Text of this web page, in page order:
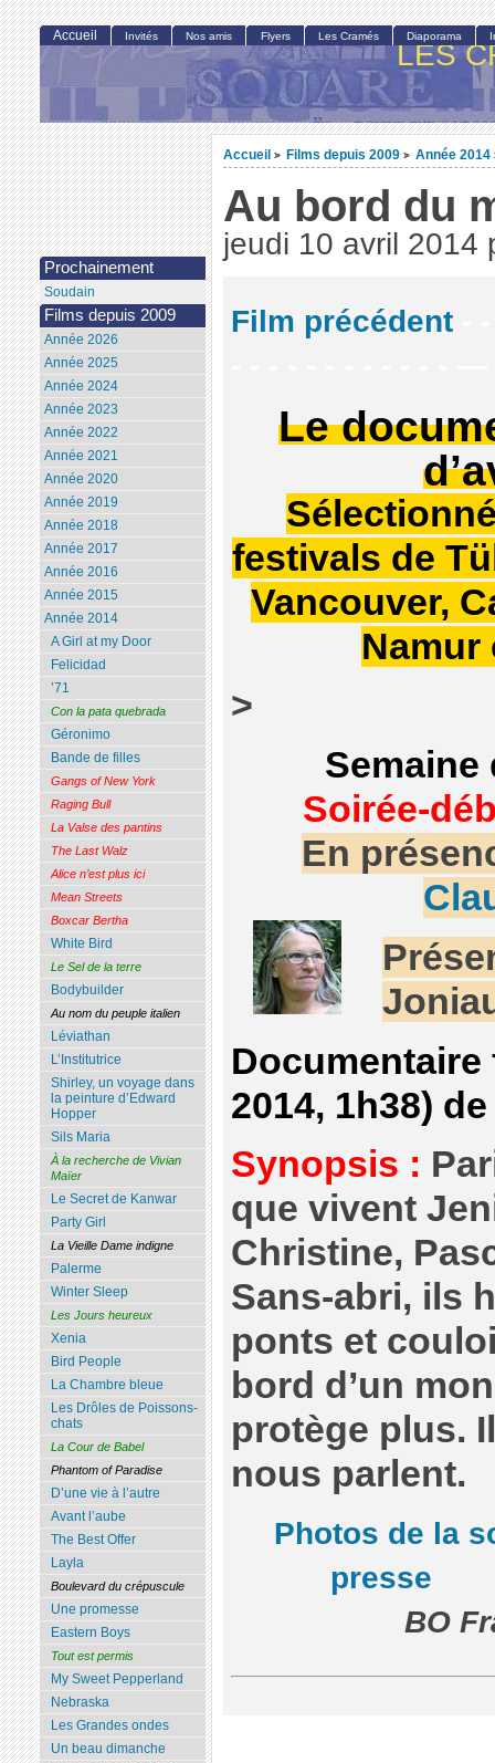
LES
Accueil > Films depuis 2009 > Année 2014
Au bord du
jeudi 10 avril 2014
Film précédent
Le
festivals de
Vancouver,
Namur
>
Semaine
Soirée-
En
2014, 1h38)
Synopsis :
que vivent
Christine,
Sans-abri, ils
ponts et
bord d’un
protège plus.
nous parlent.
Photos de la
presse
BO
Accueil Invités Nos amis Flyers Les Cramés Diaporama
Prochainement
Soudain
Films depuis 2009
Année 2026
Année 2025
Année 2024
Année 2023
Année 2022
Année 2021
Année 2020
Année 2019
Année 2018
Année 2017
Année 2016
Année 2015
Année 2014
A Girl at my Door
Felicidad
’71
Con la pata quebrada
Géronimo
Bande de filles
Gangs of New York
Raging Bull
La Valse des pantins
The Last Walz
Alice n’est plus ici
Mean Streets
Boxcar Bertha
White Bird
Le Sel de la terre
Bodybuilder
Au nom du peuple italien
Léviathan
L’Institutrice
Shirley, un voyage dans
la peinture d’Edward
Hopper
Sils Maria
À la recherche de Vivian
Maïer
Le Secret de Kanwar
Party Girl
La Vieille Dame indigne
Palerme
Winter Sleep
Les Jours heureux
Xenia
Bird People
La Chambre bleue
Les Drôles de Poissons-
chats
La Cour de Babel
Phantom of Paradise
D’une vie à l’autre
Avant l’aube
The Best Offer
Layla
Boulevard du crépuscule
Une promesse
Eastern Boys
Tout est permis
My Sweet Pepperland
Nebraska
Les Grandes ondes
Un beau dimanche